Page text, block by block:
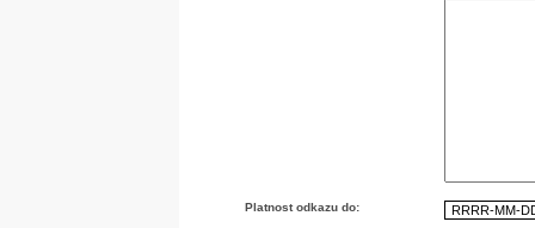
Platnost odkazu do: